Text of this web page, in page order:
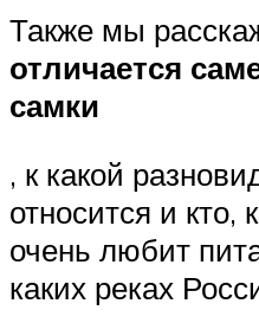
Также мы
отличается
самки
, к какой
относится и кто,
очень любит
каких реках